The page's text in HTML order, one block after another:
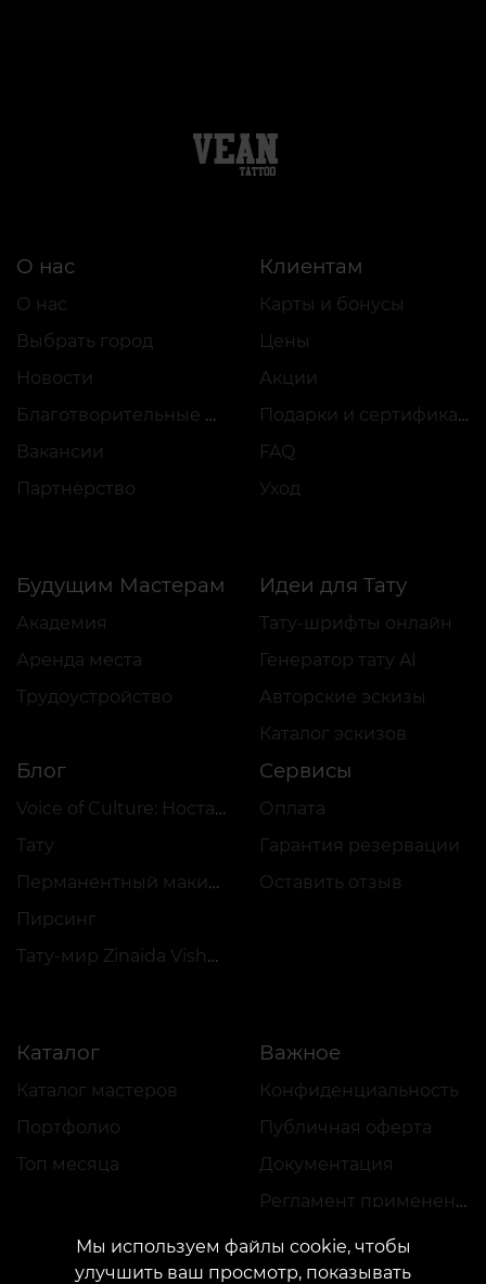
О нас
О нас
Выбрать город
Новости
Благотворительные проекты
Вакансии
Партнёрство
Клиентам
Карты и бонусы
Цены
Акции
Подарки и сертификаты
FAQ
Уход
Будущим Мастерам
Академия
Аренда места
Трудоустройство
Идеи для Тату
Тату-шрифты онлайн
Генератор тату AI
Авторские эскизы
Каталог эскизов
Блог
Voice of Culture: Ностальгия по 2000-м
Тату
Перманентный макияж
Пирсинг
Тату-мир Zinaida Vishenka
Сервисы
Оплата
Гарантия резервации
Оставить отзыв
Каталог
Каталог мастеров
Портфолио
Топ месяца
Важное
Конфиденциальность
Публичная оферта
Документация
Регламент применения акций
Мы используем файлы cookie, чтобы
улучшить ваш просмотр, показывать